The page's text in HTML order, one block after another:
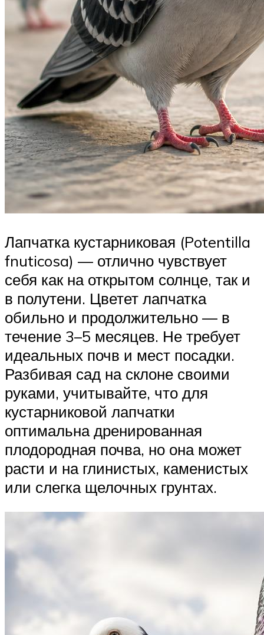
Лапчатка кустарниковая (Potentilla
fnuticosa) — отлично чувствует
себя как на открытом солнце, так и
в полутени. Цветет лапчатка
обильно и продолжительно — в
течение 3–5 месяцев. Не требует
идеальных почв и мест посадки.
Разбивая сад на склоне своими
руками, учитывайте, что для
кустарниковой лапчатки
оптимальна дренированная
плодородная почва, но она может
расти и на глинистых, каменистых
или слегка щелочных грунтах.